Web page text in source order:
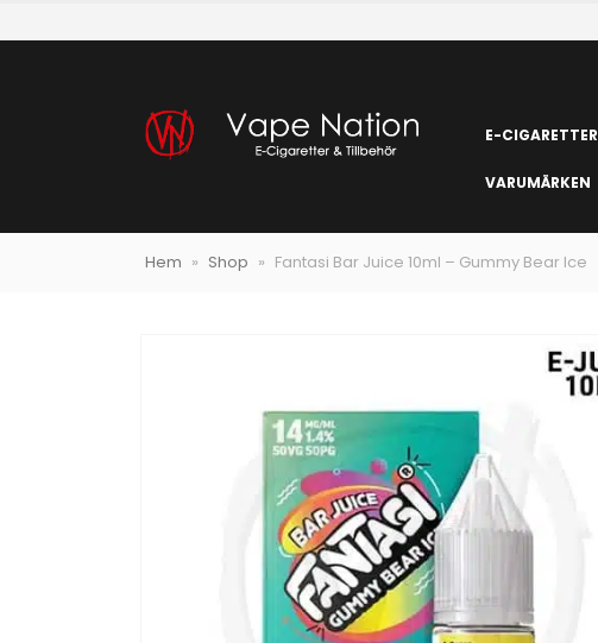
E-CIGARETTER
VARUMÄRKEN
Hem » Shop » Fantasi Bar Juice 10ml – Gummy Bear Ice